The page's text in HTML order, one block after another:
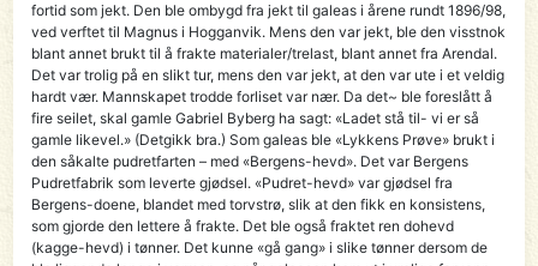
fortid som jekt. Den ble ombygd fra jekt til galeas i årene rundt 1896/98,
ved verftet til Magnus i Hogganvik. Mens den var jekt, ble den visstnok
blant annet brukt til å frakte materialer/trelast, blant annet fra Arendal.
Det var trolig på en slikt tur, mens den var jekt, at den var ute i et veldig
hardt vær. Mannskapet trodde forliset var nær. Da det~ ble foreslått å
fire seilet, skal gamle Gabriel Byberg ha sagt: «Ladet stå til- vi er så
gamle likevel.» (Detgikk bra.) Som galeas ble «Lykkens Prøve» brukt i
den såkalte pudretfarten – med «Bergens-hevd». Det var Bergens
Pudretfabrik som leverte gjødsel. «Pudret-hevd» var gjødsel fra
Bergens-doene, blandet med torvstrø, slik at den fikk en konsistens,
som gjorde den lettere å frakte. Det ble også fraktet ren dohevd
(kagge-hevd) i tønner. Det kunne «gå gang» i slike tønner dersom de